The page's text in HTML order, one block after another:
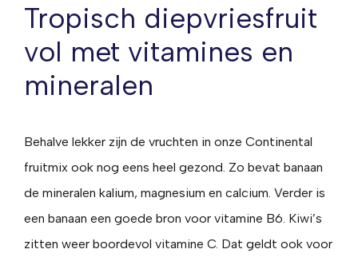
Tropisch diepvriesfruit
vol met vitamines en
mineralen
Behalve lekker zijn de vruchten in onze Continental
fruitmix ook nog eens heel gezond. Zo bevat banaan
de mineralen kalium, magnesium en calcium. Verder is
een banaan een goede bron voor vitamine B6. Kiwi’s
zitten weer boordevol vitamine C. Dat geldt ook voor